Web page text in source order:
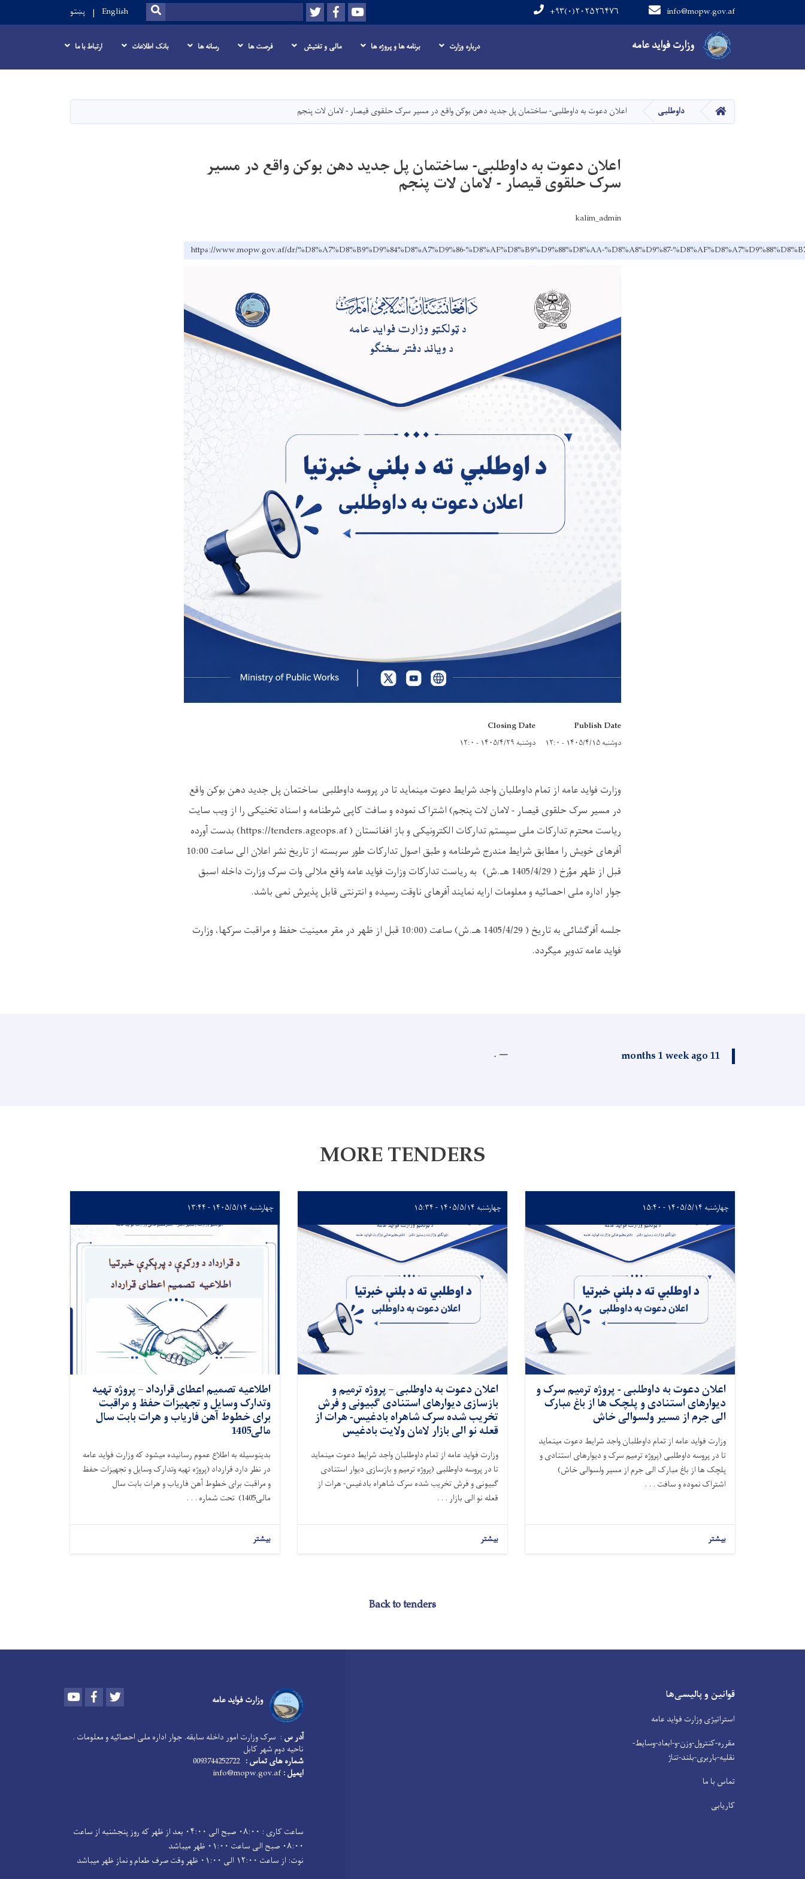
main
content
وزارت فواید عامه
info@mopw.gov.af +۹۳(۰)۲۰۲۵۲۶۴۷۶ Youtube
Facebook
Twitter
Search
SEARCH
English پښتو
Main navigation
درباره وزارت برنامه ها و پروژه ها مالی و تفتیش فرصت ها رسانه ها بانک اطلاعات ارتباط با ما
صفحه اصلیداوطلبی اعلان دعوت به داوطلبی- ساختمان پل جدید دهن بوكن واقع در مسیر سرک حلقوی قیصار - لامان لات پنجم
اعلان دعوت به داوطلبی- ساختمان پل جدید دهن بوكن واقع در مسیر
سرک حلقوی قیصار - لامان لات پنجم
kalim_admin
https://www.mopw.gov.af/dr/%D8%A7%D8%B9%D9%84%D8%A7%D9%86-%D8%AF%D8%B9%D9%88%D8%AA-%D8%A8%D9%87-
Publish Date
دوشنبه ۱۴۰۵/۴/۱۵ - ۱۲:۰
Closing Date
دوشنبه ۱۴۰۵/۴/۲۹ - ۱۲:۰
وزارت فواید عامه از تمام داوطلبان واجد شرایط دعوت مینماید تا در پروسه داوطلبی ساختمان پل جدید دهن بوكن واقع
در مسیر سرک حلقوی قیصار - لامان لات پنجم) اشتراک نموده و سافت کاپی شرطنامه و اسناد تخنیکی را از ویب سایت
ریاست محترم تدارکات ملی سیستم تدارکات الکترونیکی و باز افغانستان (https://tenders.ageops.af )بدست آورده
آفرهای خویش را مطابق شرایط مندرج شرطنامه و طبق اصول تدارکات طور سربسته از تاریخ نشر اعلان الى ساعت 10:00
قبل از ظهر مؤرخ ( 1405/4/29 هـ.ش)
به ریاست تدارکات وزارت فواید عامه واقع ملالی وات سرک وزارت داخله اسبق
جوار اداره ملی احصائیه و معلومات ارایه نمایند آفرهای ناوقت رسیده و انترنتی قابل پذیرش نمی باشد.
جلسه آفرگشائی به تاریخ ( 1405/4/29 هـ.ش) ساعت (10:00 قبل از ظهر در مقر معینیت حفظ و مراقبت سرکها، وزارت
فواید عامه تدویر میگردد.
11 months 1 week ago
.
MORE TENDERS
چهارشنبه ۱۴۰۵/۵/۱۴ - ۱۵:۴۰
اعلان دعوت به داوطلبی - پروژه ترمیم سرک و
دیوارهای استنادی و پلچک ها از باغ مبارک
الی جرم از مسیر ولسوالی خاش
وزارت فواید عامه از تمام داوطلبان واجد شرایط دعوت مینماید
تا در پروسه داوطلبی (پروژه ترمیم سرک و دیوارهای استنادی و
پلچک ها از باغ مبارک الی جرم از مسیر ولسوالی خاش)
اشتراک نموده و سافت . . .
بیشتر
چهارشنبه ۱۴۰۵/۵/۱۴ - ۱۵:۳۴
اعلان دعوت به داوطلبی – پروژه ترمیم و
بازسازی دیوارهای استنادی گبیونی و فرش
تخریب شده سرک شاهراه بادغیس- هرات از
قعله نو الی بازار لامان ولایت بادغیس
وزارت فواید عامه از تمام داوطلبان واجد شرایط دعوت مینماید
تا در پروسه داوطلبی (پروژه ترمیم و بازسازی دیوار استنادی
گبیونی و فرش تخریب شده سرک شاهراه بادغیس- هرات از
قعله نو الی بازار . . .
بیشتر
چهارشنبه ۱۴۰۵/۵/۱۴ - ۱۳:۴۴
اطلاعیه تصمیم اعطای قرارداد – پروژه تهیه
وتدارک وسایل و تجهیزات حفظ و مراقبت
برای خطوط آهن فاریاب و هرات بابت سال
مالی1405
بدینوسیله به اطلاع عموم رسانیده میشود که وزارت فواید عامه
در نظر دارد قرارداد (پروژه تهیه وتدارک وسایل و تجهیزات حفظ
و مراقبت برایخطوطآهن فاریاب و هرات بابت سال
مالی1 405) تحت شماره . . .
بیشتر
Back to tenders
قوانین و پالیسی‌ها
استراتیژی وزارت فواید عامه
مقرره-کنترول-وزن-و-ابعاد-وسایط-
نقلیه-باربری-بلند-تناژ
تماس با ما
کاریابی
وزارت فواید عامه Youtube Facebook
آدر س : سرک وزارت امور داخله سابقه. جوار اداره ملی احصائیه و معلومات .
ناحیه دوم شهر کابل
شماره های تماس : 0093744252722
ایمیل :
ساعت کاری : ۰۸:۰۰ صبح الی ۰۴:۰۰ بعد از ظهر که روز پنجشنبه از ساعت
۰۸:۰۰ صبح الی ساعت ۰۱:۰۰ ظهر میباشد
نوت: از ساعت ۱۲:۰۰ الی ۰۱:۰۰ ظهر وقت صرف طعام و نماز ظهر میباشد